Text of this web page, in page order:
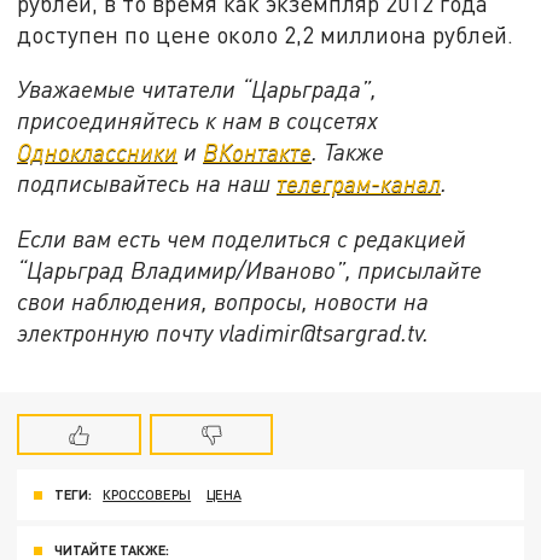
доступен по цене около 2,2 миллиона рублей.
Уважаемые читатели “Царьграда”,
присоединяйтесь к нам в соцсетях
Одноклассники и ВКонтакте. Также
подписывайтесь на наш телеграм-канал.
Если вам есть чем поделиться с редакцией
“Царьград Владимир/Иваново”, присылайте
свои наблюдения, вопросы, новости на
электронную почту vladimir@tsargrad.tv.
ТЕГИ: КРОССОВЕРЫ ЦЕНА
ЧИТАЙТЕ ТАКЖЕ: